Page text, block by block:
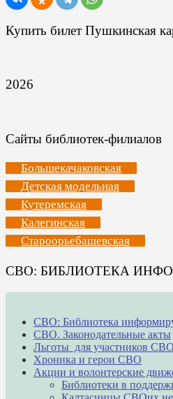
Купить билет Пушкинская
2026
Сайты библиотек-филиалов
Большекачаковская
Детская модельная
Кутеремская
Калегинская
Староорьебашевская
СВО: БИБЛИОТЕКА
СВО: Библиотека
СВО. Законодательные акты
Льготы для участников
Хроника и герои СВО
Акции и волонтерские
Библиотеки в